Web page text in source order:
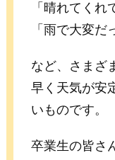
「晴れてくれ
「雨で大変だ
など、さまざ
早く天気が安
いものです。
卒業生の皆さ